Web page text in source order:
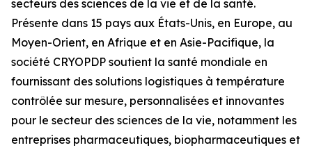
secteurs des sciences de la vie et de la santé.
Présente dans 15 pays aux États-Unis, en Europe, au
Moyen-Orient, en Afrique et en Asie-Pacifique, la
société CRYOPDP soutient la santé mondiale en
fournissant des solutions logistiques à température
contrôlée sur mesure, personnalisées et innovantes
pour le secteur des sciences de la vie, notamment les
entreprises pharmaceutiques, biopharmaceutiques et